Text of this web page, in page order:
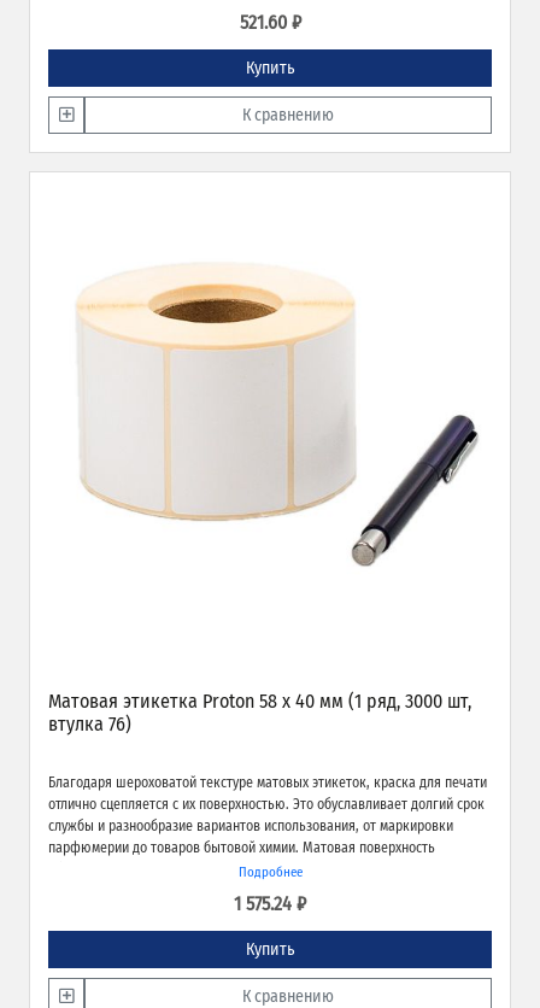
521.60 ₽
Купить
К сравнению
Матовая этикетка Proton 58 х 40 мм (1 ряд, 3000 шт,
втулка 76)
Благодаря шероховатой текстуре матовых этикеток, краска для печати
отлично сцепляется с их поверхностью. Это обуславливает долгий срок
службы и разнообразие вариантов использования, от маркировки
парфюмерии до товаров бытовой химии. Матовая поверхность
обеспечивает превосходное качество печати и широкие возможности
Подробнее
1 575.24 ₽
Купить
К сравнению